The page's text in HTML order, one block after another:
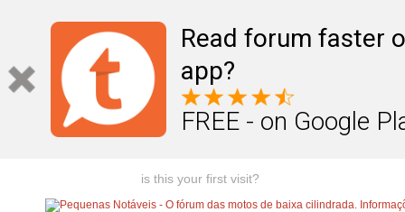
Read forum faster
app?
FREE - on Google
is this your first visit?